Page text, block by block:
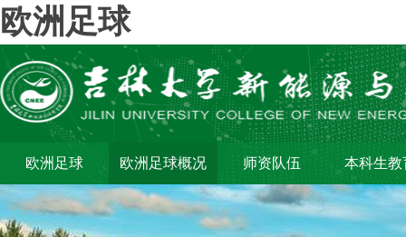
欧洲足球
欧洲足球 欧洲足球概况 师资队伍 本科生教